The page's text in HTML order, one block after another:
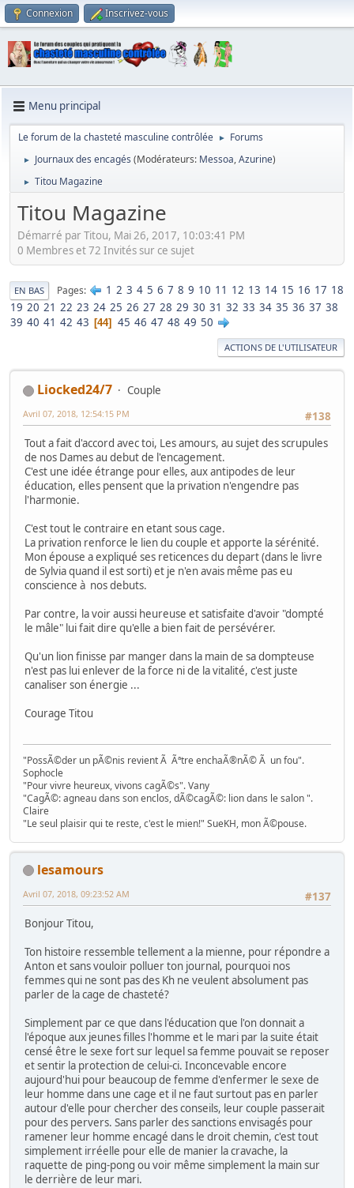
Connexion Inscrivez-vous
Menu principal
Le forum de la chasteté masculine contrôlée ► Forums
► Journaux des encagés (Modérateurs: Messoa,Azurine)
► Titou Magazine
Titou Magazine
Démarré par Titou, Mai 26, 2017, 10:03:41 PM
0 Membres et 72 Invités sur ce sujet
EN BAS Pages 1 2 3 4 5 6 7 8 9 10 11 12 13 14 15 16 17 18
19 20 21 22 23 24 25 26 27 28 29 30 31 32 33 34 35 36 37 38
39 40 41 42 43 44 45 46 47 48 49 50
ACTIONS DE L'UTILISATEUR
Liocked24/7
Couple
#138
Avril 07, 2018, 12:54:15 PM
Tout a fait d'accord avec toi, Les amours, au sujet des scrupules
de nos Dames au debut de l'encagement.
C'est une idée étrange pour elles, aux antipodes de leur
éducation, elles pensent que la privation n'engendre pas
l'harmonie.
C'est tout le contraire en etant sous cage.
La privation renforce le lien du couple et apporte la sérénité.
Mon épouse a expliqué ses reticences du depart (dans le livre
de Sylvia quand il est sorti) et je n'en avais même pas eu
conscience à nos debuts.
Par contre, la voir aussi heureuse et satisfaite d'avoir "dompté
le mâle" lui fait dire qu'elle a bien fait de persévérer.
Qu'un lion finisse par manger dans la main de sa dompteuse
n'est pas lui enlever de la force ni de la vitalité, c'est juste
canaliser son énergie ...
Courage Titou
"PossÃ©der un pÃ©nis revient Ã Ãªtre enchaÃ®nÃ© Ã un fou".
Sophocle
"Pour vivre heureux, vivons cagÃ©s". Vany
"CagÃ©: agneau dans son enclos, dÃ©cagÃ©: lion dans le salon ".
Claire
"Le seul plaisir qui te reste, c'est le mien!" SueKH, mon Ã©pouse.
lesamours
#137
Avril 07, 2018, 09:23:52 AM
Bonjour Titou,
Ton histoire ressemble tellement a la mienne, pour répondre a
Anton et sans vouloir polluer ton journal, pourquoi nos
femmes qui ne sont pas des Kh ne veulent absolument pas
parler de la cage de chasteté?
Simplement par ce que dans l'éducation que l'on donnait a
l'époque aux jeunes filles l'homme et le mari par la suite était
censé être le sexe fort sur lequel sa femme pouvait se reposer
et sentir la protection de celui-ci. Inconcevable encore
aujourd'hui pour beaucoup de femme d'enfermer le sexe de
leur homme dans une cage et il ne faut surtout pas en parler
autour d'elle pour chercher des conseils, leur couple passerait
pour des pervers. Sans parler des sanctions envisagés pour
ramener leur homme encagé dans le droit chemin, c'est tout
simplement irréelle pour elle de manier la cravache, la
raquette de ping-pong ou voir même simplement la main sur
le derrière de leur mari.